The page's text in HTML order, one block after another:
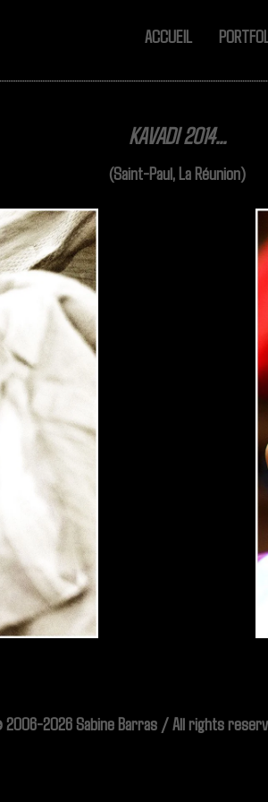
ACCUEIL
KAVADI 2014...
(Saint-Paul, La Réunion)
2006-2026 Sabine Barras / All rights